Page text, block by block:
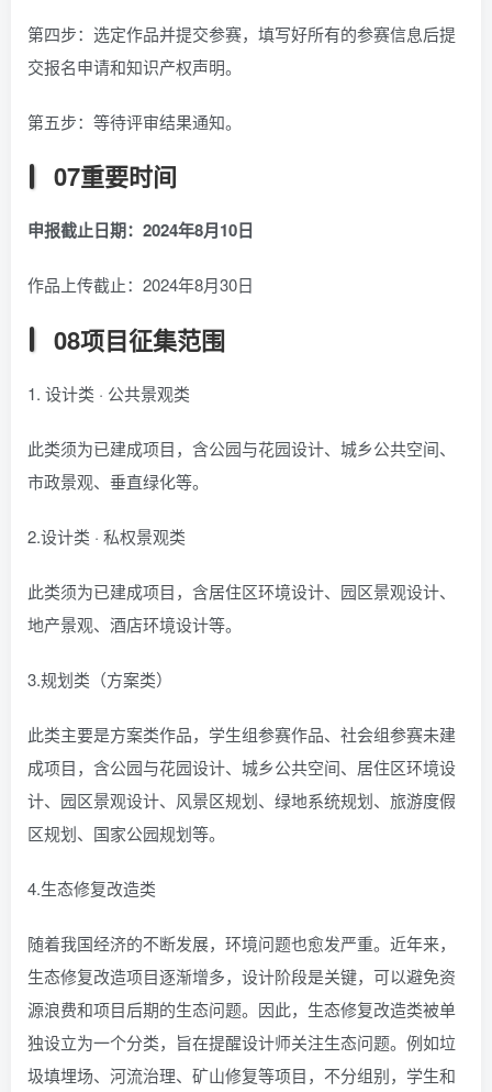
第四步：选定作品并提交参赛，填写好所有的参赛信息后提
交报名申请和知识产权声明。
第五步：等待评审结果通知。
07重要时间
申报截止日期：2024年8月10日
作品上传截止：2024年8月30日
08项目征集范围
1. 设计类 · 公共景观类
此类须为已建成项目，含公园与花园设计、城乡公共空间、
市政景观、垂直绿化等。
2.设计类 · 私权景观类
此类须为已建成项目，含居住区环境设计、园区景观设计、
地产景观、酒店环境设计等。
3.规划类（方案类）
此类主要是方案类作品，学生组参赛作品、社会组参赛未建
成项目，含公园与花园设计、城乡公共空间、居住区环境设
计、园区景观设计、风景区规划、绿地系统规划、旅游度假
区规划、国家公园规划等。
4.生态修复改造类
随着我国经济的不断发展，环境问题也愈发严重。近年来，
生态修复改造项目逐渐增多，设计阶段是关键，可以避免资
源浪费和项目后期的生态问题。因此，生态修复改造类被单
独设立为一个分类，旨在提醒设计师关注生态问题。例如垃
圾填埋场、河流治理、矿山修复等项目，不分组别，学生和